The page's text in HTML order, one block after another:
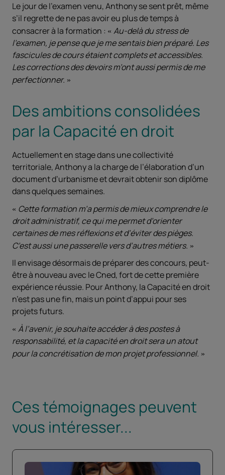
Le jour de l’examen venu, Anthony se sent prêt, même
s’il regrette de ne pas avoir eu plus de temps à
consacrer à la formation :
Au-delà du stress de
l’examen, je pense que je me sentais bien préparé. Les
fascicules de cours étaient complets et accessibles.
Les corrections des devoirs m’ont aussi permis de me
perfectionner.
Des ambitions consolidées
par la Capacité en droit
Actuellement en stage dans une collectivité
territoriale, Anthony a la charge de l’élaboration d’un
document d’urbanisme et devrait obtenir son diplôme
dans quelques semaines.
Cette formation m’a permis de mieux comprendre le
droit administratif, ce qui me permet d’orienter
certaines de mes réflexions et d’éviter des pièges.
C’est aussi une passerelle vers d’autres métiers.
Il envisage désormais de préparer des concours, peut-
être à nouveau avec le Cned, fort de cette première
expérience réussie. Pour Anthony, la Capacité en droit
n’est pas une fin, mais un point d’appui pour ses
projets futurs.
À l’avenir, je souhaite accéder à des postes à
responsabilité, et la capacité en droit sera un atout
pour la concrétisation de mon projet professionnel.
Ces témoignages peuvent
vous intéresser...